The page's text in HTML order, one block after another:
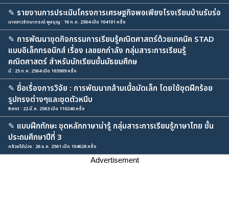
✎ รายงานการประเมินโครงการเศรษฐกิจพอเพียงโรงเรียนบ้านรับร่อ
นางสาวรัตนาภรณ์ พูลบุญ : 16 ก.ค. 2564 เปิด 104101 ครั้ง
✎ การพัฒนาชุดกิจกรรมการเรียนรู้คณิตศาสตร์ด้วยเทคนิค STAD
แบบอิเล็กทรอนิกส์ เรื่อง เลขยกกำลัง กลุ่มสาระการเรียนรู้
คณิตศาสตร์ สำหรับนักเรียนชั้นมัธยมศึกษ
นี : 25 ก.ค. 2564 เปิด 103909 ครั้ง
✎ ชื่อเรื่องการวิจัย : การพัฒนากล้ามเนื้อมัดเล็ก โดยใช้ชุดฝึกร้อย
รูปทรงต่างๆและชุดตัวหนีบ
Bent : 22 มี.ค. 2563 เปิด 110240 ครั้ง
✎ แบบฝึกทักษะ ชุดหลักภาษาน่ารู้ กลุ่มสาระการเรียนรู้ภาษาไทย ชั้น
ประถมศึกษาปีที่ 3
กล้วยไม้ม่วง : 26 ธ.ค. 2561 เปิด 104628 ครั้ง
Advertisement